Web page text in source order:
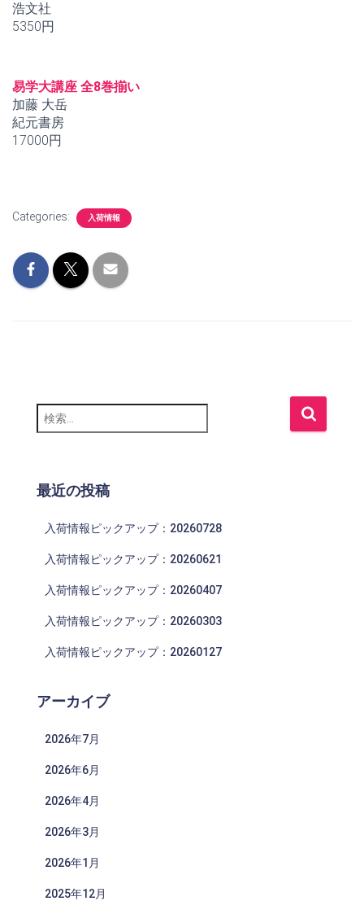
浩文社
5350円
易学大講座 全8巻揃い
加藤 大岳
紀元書房
17000円
Categories: 入荷情報
検
索
最近の投稿
入荷情報ピックアップ：20260728
入荷情報ピックアップ：20260621
入荷情報ピックアップ：20260407
入荷情報ピックアップ：20260303
入荷情報ピックアップ：20260127
アーカイブ
2026年7月
2026年6月
2026年4月
2026年3月
2026年1月
2025年12月